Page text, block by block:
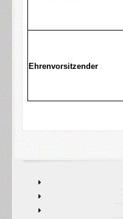
Ehrenvorsitzender